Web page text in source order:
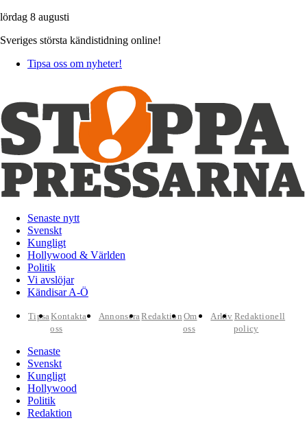
lördag 8 augusti
Sveriges största kändistidning online!
Tipsa oss om nyheter!
Senaste nytt
Svenskt
Kungligt
Hollywood & Världen
Politik
Vi avslöjar
Kändisar A-Ö
TipsaKontakta
oss
AnnonseraRedaktion Om
oss
Arkiv Redaktionell
policy
Senaste
Svenskt
Kungligt
Hollywood
Politik
Redaktion